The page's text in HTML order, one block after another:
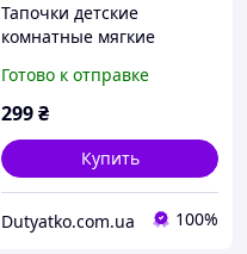
Тапочки детские
комнатные мягкие
Готово к отправке
299₴
Купить
Dutyatko.com.ua 100%